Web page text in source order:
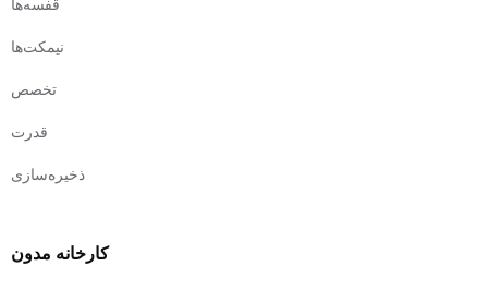
قفسه‌ها
نیمکت‌ها
تخصص
قدرت
ذخیره‌سازی
کارخانه مدون